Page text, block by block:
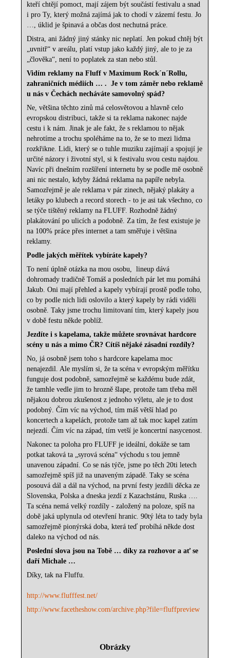
kteří chtějí pomoct, mají zájem být součástí festivalu a snad
i pro Ty, který možná zajímá jak to chodí v zázemí festu. Jo
…, úklid je špinavá a občas dost nechutná práce.
Distra, ani žádný jiný stánky nic neplatí. Jen pokud chtěj být
„uvnitř“ v areálu, platí vstup jako každý jiný, ale to je za
„člověka“, není to poplatek za stan nebo stůl.
Vidím reklamy na Fluff v Maximum Rock´n´Rollu,
zahraničních médiích … .
Je v tom záměr nebo reklamě
u nás v Čechách necháváte samovolný spád?
Ne, většina těchto zinů má celosvětovou a hlavně celo
evropskou distribuci, takže si ta reklama nakonec najde
cestu i k nám. Jinak je ale fakt, že s reklamou to nějak
nehrotíme a trochu spoléháme na to, že se to mezi lidma
rozkřikne. Lidi, který se o tuhle muziku zajímají a spojují je
určité názory i životní styl, si k festivalu svou cestu najdou.
Navíc při dnešním rozšíření internetu by se podle mě osobně
ani nic nestalo, kdyby žádná reklama na papíře nebyla.
Samozřejmě je ale reklama v pár zinech, nějaký plakáty a
letáky po klubech a record storech - to je asi tak všechno, co
se týče tištěný reklamy na FLUFF. Rozhodně žádný
plakátování po ulicích a podobně. Za tím, že fest existuje je
na 100% práce přes internet a tam směřuje i většina
reklamy.
Podle jakých měřítek vybíráte kapely?
To není úplně otázka na mou osobu,
lineup dává
dohromady tradičně Tomáš a posledních pár let mu pomáhá
Jakub. Oni mají přehled a kapely vybírají prostě podle toho,
co by podle nich lidi oslovilo a který kapely by rádi viděli
osobně. Taky jsme trochu limitovaní tím, který kapely jsou
v době festu někde poblíž.
Jezdíte i s kapelama, takže můžete srovnávat hardcore
scény u nás a mimo ČR? Cítíš nějaké zásadní rozdíly?
No, já osobně jsem toho s hardcore kapelama moc
nenajezdil. Ale myslím si, že ta scéna v evropským měřítku
funguje dost podobně, samozřejmě se každému bude zdát,
že tamhle vedle jim to hrozně šlape, protože tam třeba měl
nějakou dobrou zkušenost z jednoho výletu, ale je to dost
podobný. Čím víc na východ, tím máš větší hlad po
koncertech a kapelách, protože tam až tak moc kapel zatím
nejezdí. Čím víc na západ, tím vetší je koncertní nasycenost.
Nakonec ta poloha pro FLUFF je ideální, dokáže se tam
potkat taková ta „syrová scéna“ východu s tou jemně
unavenou západní. Co se nás týče, jsme po těch 20ti letech
samozřejmě spíš již na unaveným západě. Taky se scéna
posouvá dál a dál na východ, na první festy jezdili děcka ze
Slovenska, Polska a dneska jezdí z Kazachstánu, Ruska ….
Ta scéna nemá velký rozdíly - založený na poloze, spíš na
době jaká uplynula od otevření hranic. 90tý léta to tady byla
samozřejmě pionýrská doba, která teď probíhá někde dost
daleko na východ od nás.
Poslední slova jsou na Tobě … díky za rozhovor a ať se
daří Michale …
Díky, tak na Fluffu.
http://www.flufffest.net/
http://www.facetheshow.com/archive.php?file=fluffpreview
Obrázky